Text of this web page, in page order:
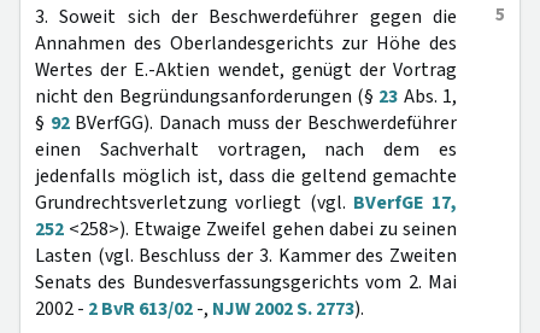
5
3. Soweit sich der Beschwerdeführer gegen die
Annahmen des Oberlandesgerichts zur Höhe des
Wertes der E.-Aktien wendet, genügt der Vortrag
nicht den Begründungsanforderungen (§ 23 Abs. 1,
§ 92BVerfGG). Danach muss der Beschwerdeführer
einen Sachverhalt vortragen, nach dem es
jedenfalls möglich ist, dass die geltend gemachte
Grundrechtsverletzung vorliegt (vgl. BVerfGE 17,
252 <258>). Etwaige Zweifel gehen dabei zu seinen
Lasten (vgl. Beschluss der 3. Kammer des Zweiten
Senats des Bundesverfassungsgerichts vom 2. Mai
2002 - 2 BvR 613/02-, NJW 2002 S. 2773).